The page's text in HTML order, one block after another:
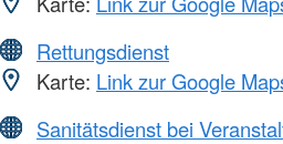
Rettungsdienst
Karte: Link zur Google
Sanitätsdienst bei